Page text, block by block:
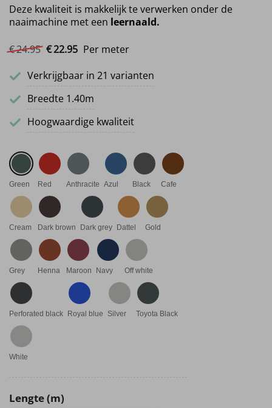
Deze kwaliteit is makkelijk te verwerken onder de
naaimachine met een leernaald.
€24.95 Oorspronkelijke prijs was: €24.95.
€22.95Huidige prijs is: €22.95.
Per meter
Verkrijgbaar in 21 varianten
Breedte 1.40m
Hoogwaardige kwaliteit
Green Red Anthracite Azul Black Cafe
Cream Dark brown Dark grey Dattel Gold
Grey Henna Maroon Navy Off white
Perforated black Royal blue Silver Toyota Black
White
Lengte (m)